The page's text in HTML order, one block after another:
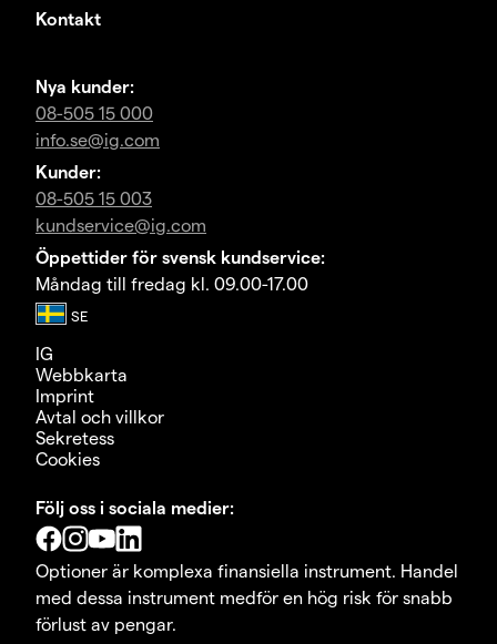
Kontakt
Nya kunder:
08-505 15 000
info.se@ig.com
Kunder:
08-505 15 003
kundservice@ig.com
Öppettider för svensk kundservice:
Måndag till fredag kl. 09.00-17.00
IG
Webbkarta
Imprint
Avtal och villkor
Sekretess
Cookies
Följ oss i sociala medier:
Optioner är komplexa finansiella instrument. Handel
med dessa instrument medför en hög risk för snabb
förlust av pengar.